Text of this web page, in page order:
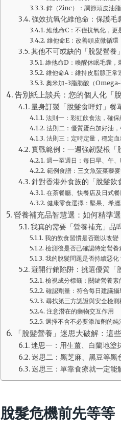
鋅（Zinc）：調節頭皮油
強效抗氧化維他命：保護毛
維他命C：不僅抗氧化，更
維他命E：改善頭皮微循環
其他不可或缺的「脫髮營養
維他命D：喚醒休眠毛囊，
維他命A：維持皮脂腺正常
奧米加-3脂肪酸（
告別紙上談兵：您的個人化「
量身訂製「脫髮食咩好」餐
法則一：彩虹飲食法，確
法則二：優質蛋白加好油
法則三：定時定量，穩定
實戰範例：一週強韌髮根「
週一至週日：每日早、午
範例食譜：三文魚菠菜藜
針對香港外食族的「脫髮飲
在茶餐廳、快餐店及日式
健康零食選擇：堅果、希
營養補充品智慧選：如何精準
我真的需要「營養補充」品
我的飲食習慣是否難以改變
檢測後是否已確認特定營養
我的脫髮問題是否持續惡化
避開行銷陷阱：挑選優質「
檢視成分標籤：關鍵營養
確認劑量：符合每日建議
尋找第三方認證與安全檢測
注意潛在的藥物交互作用
選擇不含不必要添加劑的純
「脫髮營養」迷思大破解：這
迷思一：用生薑、白蘭地塗
迷思二：黑芝麻、黑豆等黑
迷思三：單靠食療就一定能
脫髮危機前先等等